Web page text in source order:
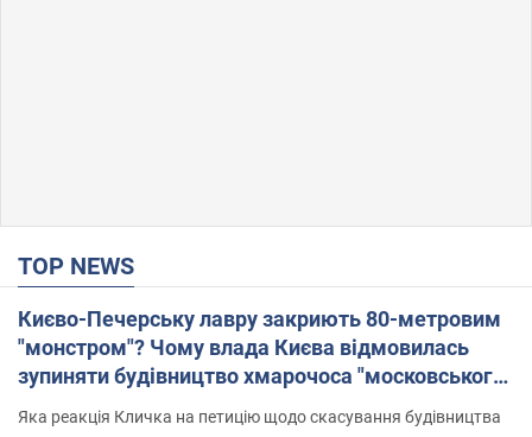
TOP NEWS
Києво-Печерську лавру закриють 80-метровим
"монстром"? Чому влада Києва відмовилась
зупиняти будівництво хмарочоса "московського
вірянина"
Яка реакція Кличка на петицію щодо скасування будівництва